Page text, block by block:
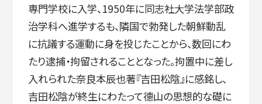
専門学校に入学、1950年に同志社大学法学部政
治学科へ進学するも、隣国で勃発した朝鮮動乱
に抗議する運動に身を投じたことから、数回にわ
たり逮捕・拘留されることとなった。拘置中に差し
入れられた奈良本辰也著『吉田松陰』に感銘し、
吉田松陰が終生にわたって德山の思想的な礎に